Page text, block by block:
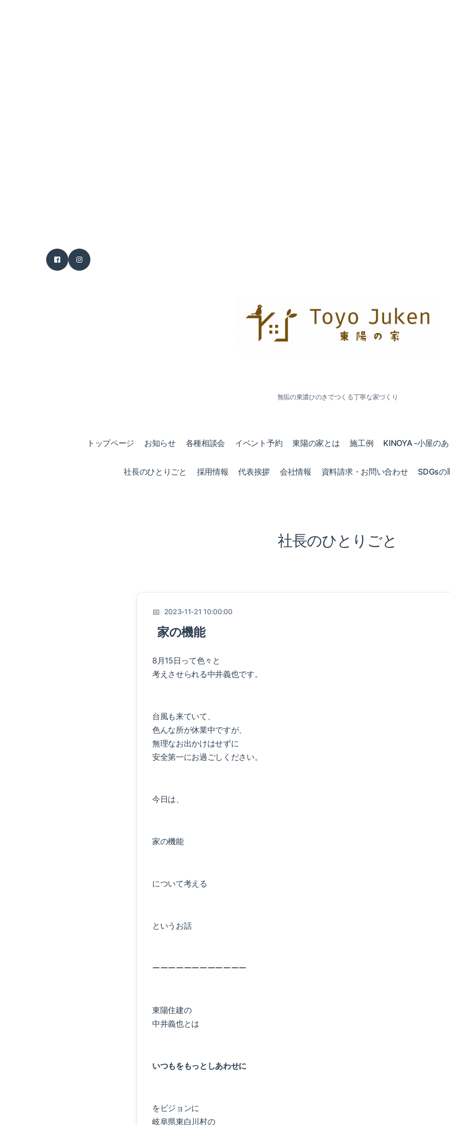
無垢の東濃ひのきでつくる丁寧な家づくり
トップページ お知らせ 各種相談会 イベント予約 東陽の家とは 施工例 KINOYA -小屋の
社長のひとりごと 採用情報 代表挨拶 会社情報 資料請求・お問い合わせ SDGsの
社長のひとりごと
2023-11-21 10:00:00
家の機能
8月15日って色々と
考えさせられる中井義也です。
台風も来ていて、
色んな所が休業中ですが、
無理なお出かけはせずに
安全第一にお過ごしください。
今日は、
家の機能
について考える
というお話
ーーーーーーーーーーーー
東陽住建の
中井義也とは
いつもをもっとしあわせに
をビジョンに
岐阜県東白川村の